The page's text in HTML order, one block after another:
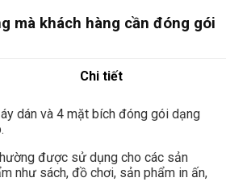
mà khách hàng cần đóng gói
Chi tiết
dán và 4 mặt bích đóng gói dạng
được sử dụng cho các sản
như sách, đồ chơi, sản phẩm in ấn,